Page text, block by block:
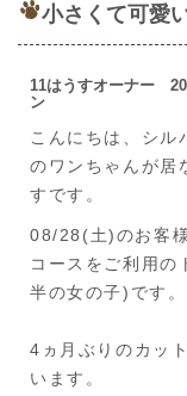
小さくて可愛
11はうすオーナー
ン
こんにちは、シル
のワンちゃんが居
すです。
08/28(土)のお客
コースをご利用の
半の女の子)です。
4ヵ月ぶりのカッ
います。